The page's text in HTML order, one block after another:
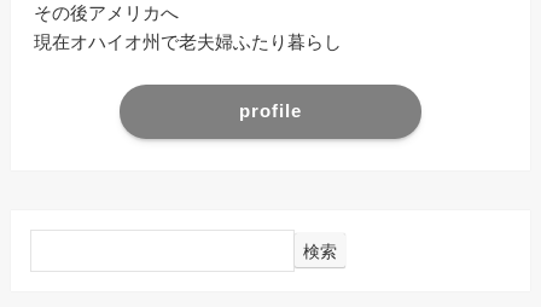
その後アメリカへ
現在オハイオ州で老夫婦ふたり暮らし
profile
検索